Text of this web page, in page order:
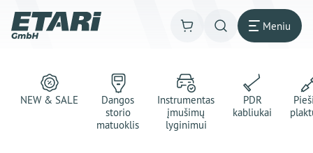
Meniu
NEW & SALE
Dangos
storio
matuoklis
Instrumentas
įmušimų
lyginimui
PDR
kabliukai